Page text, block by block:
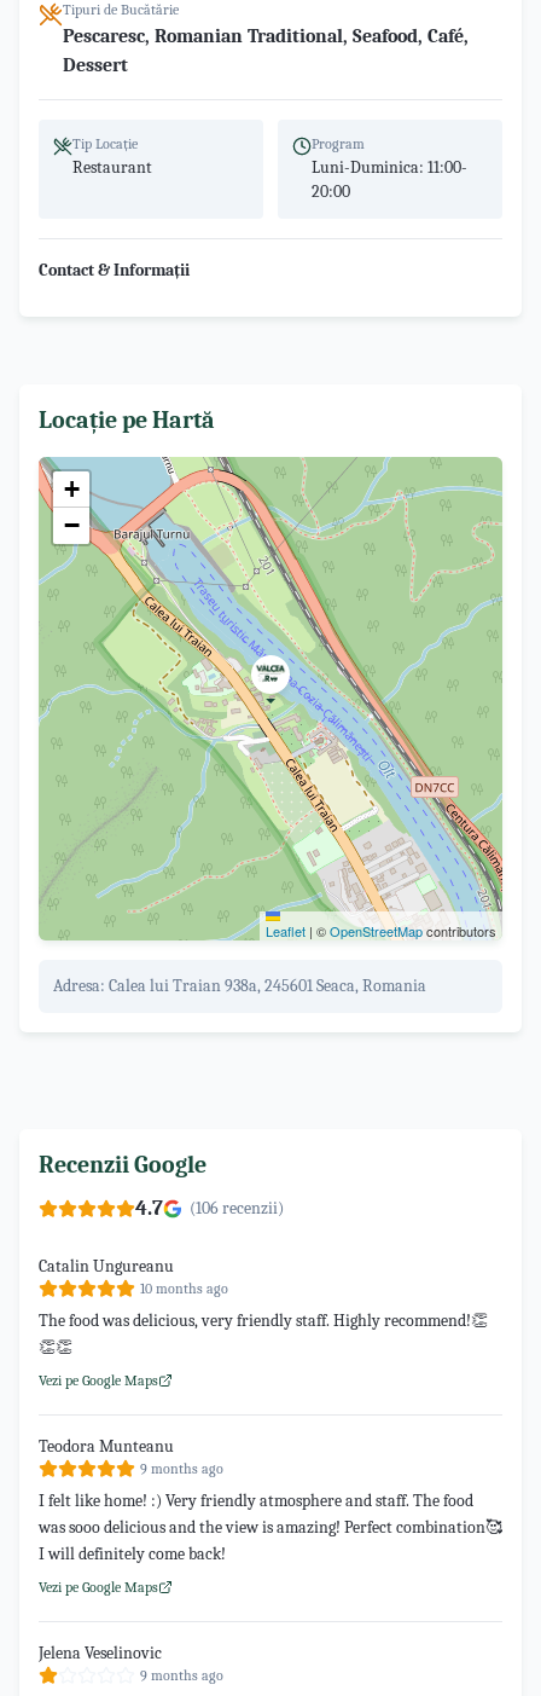
Tipuri de Bucătărie
Pescaresc, Romanian Traditional, Seafood, Café,
Dessert
Tip Locație
Restaurant
Program
Luni-Duminica: 11:00-
20:00
Contact & Informații
Locație pe Hartă
+
−
Leaflet | ©OpenStreetMapcontributors
Adresa: Calea lui Traian 938a, 245601 Seaca, Romania
Recenzii Google
4.7 (106recenzii)
Catalin Ungureanu
10 months ago
The food was delicious, very friendly staff. Highly recommend!👏
👏👏
Vezi pe Google Maps
Teodora Munteanu
9 months ago
I felt like home! :) Very friendly atmosphere and staff. The food
was sooo delicious and the view is amazing! Perfect combination🥰
I will definitely come back!
Vezi pe Google Maps
Jelena Veselinovic
9 months ago